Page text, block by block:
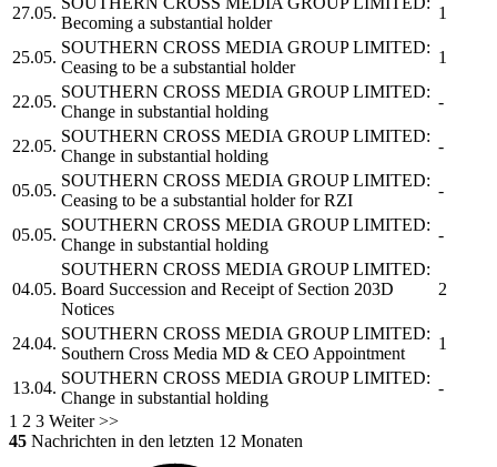
27.05.
Becoming a substantial holder
1
25.05.
SOUTHERN CROSS MEDIA GROUP LIMITED:
Ceasing to be a substantial holder
1
22.05.
SOUTHERN CROSS MEDIA GROUP LIMITED:
Change in substantial holding
-
22.05.
SOUTHERN CROSS MEDIA GROUP LIMITED:
Change in substantial holding
-
05.05.
SOUTHERN CROSS MEDIA GROUP LIMITED:
Ceasing to be a substantial holder for RZI
-
05.05.
SOUTHERN CROSS MEDIA GROUP LIMITED:
Change in substantial holding
-
04.05.
SOUTHERN CROSS MEDIA GROUP LIMITED:
Board Succession and Receipt of Section 203D
Notices
2
24.04.
SOUTHERN CROSS MEDIA GROUP LIMITED:
Southern Cross Media MD & CEO Appointment
1
13.04.
SOUTHERN CROSS MEDIA GROUP LIMITED:
Change in substantial holding
-
1 2 3 Weiter >>
45 Nachrichten in den letzten 12 Monaten